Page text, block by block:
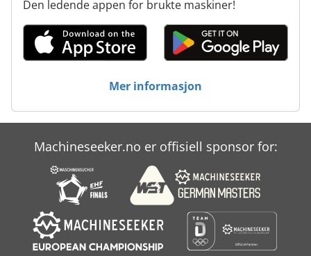
Den ledende appen for brukte maskiner!
Mer informasjon
Machineseeker.no er offisiell sponsor for: